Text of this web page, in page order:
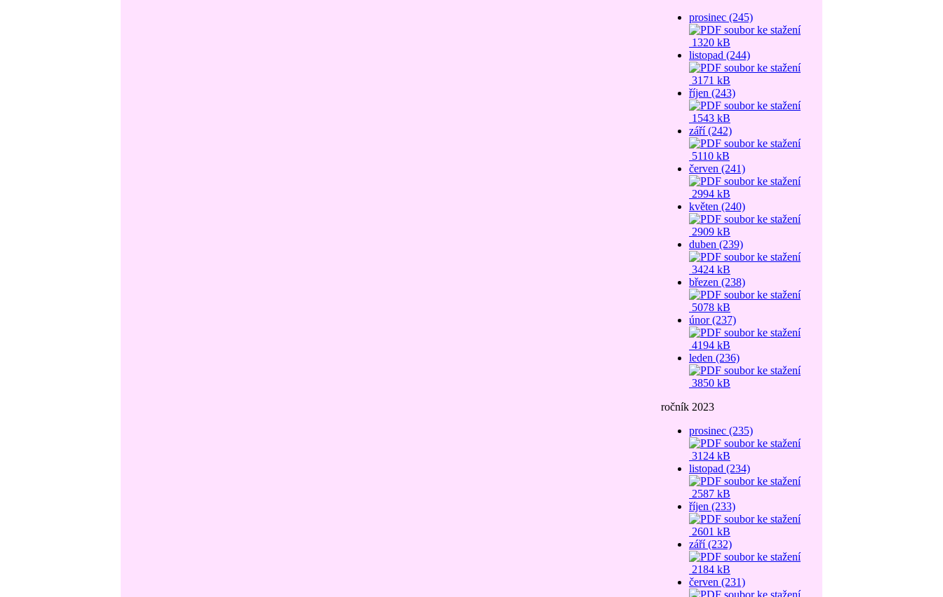
prosinec (245)
1320 kB
listopad (244)
3171 kB
říjen (243)
1543 kB
září (242)
5110 kB
červen (241)
2994 kB
květen (240)
2909 kB
duben (239)
3424 kB
březen (238)
5078 kB
únor (237)
4194 kB
leden (236)
3850 kB
ročník 2023
prosinec (235)
3124 kB
listopad (234)
2587 kB
říjen (233)
2601 kB
září (232)
2184 kB
červen (231)